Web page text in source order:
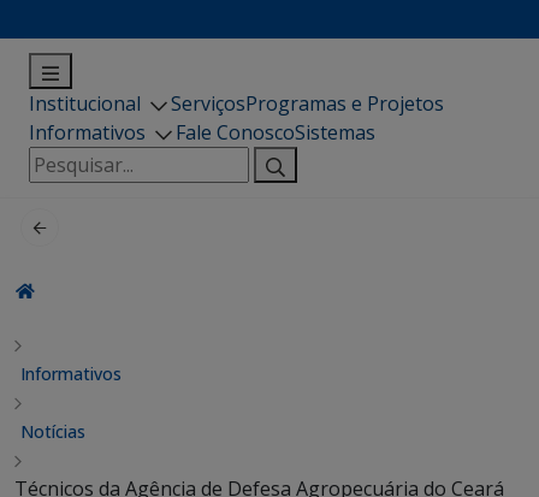
Institucional ServiçosProgramas e Projetos
Informativos
Fale ConoscoSistemas
Pesquisar
por:
Informativos
Notícias
Técnicos da Agência de Defesa Agropecuária do Ceará